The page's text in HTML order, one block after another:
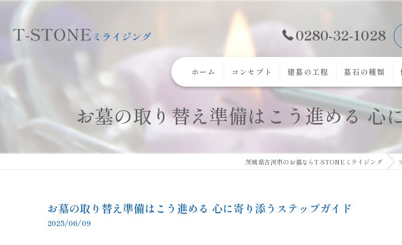
0280-32-1028
ホーム コンセプト 建墓の工程 墓石の種類
お墓の取り替え準備はこう進める 心
茨城県古河市のお墓ならT-STONEミライジング
お墓の取り替え準備はこう進める 心に寄り添うステップガイド
2025/06/09